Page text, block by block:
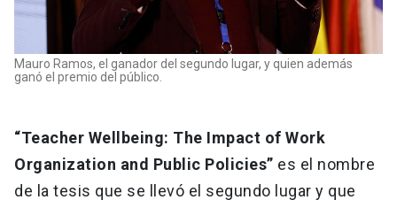
Mauro Ramos, el ganador del segundo lugar, y quien además
ganó el premio del público.
“Teacher Wellbeing: The Impact of Work
Organization and Public Policies” es el nombre
de la tesis que se llevó el segundo lugar y que